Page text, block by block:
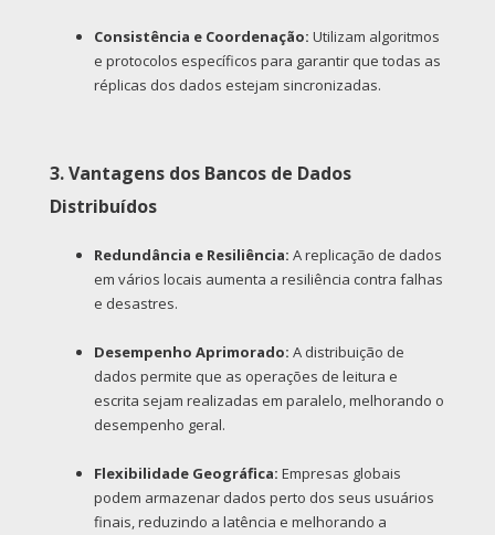
Consistência e Coordenação: Utilizam algoritmos
e protocolos específicos para garantir que todas as
réplicas dos dados estejam sincronizadas.
3. Vantagens dos Bancos de Dados
Distribuídos
Redundância e Resiliência: A replicação de dados
em vários locais aumenta a resiliência contra falhas
e desastres.
Desempenho Aprimorado: A distribuição de
dados permite que as operações de leitura e
escrita sejam realizadas em paralelo, melhorando o
desempenho geral.
Flexibilidade Geográfica: Empresas globais
podem armazenar dados perto dos seus usuários
finais, reduzindo a latência e melhorando a